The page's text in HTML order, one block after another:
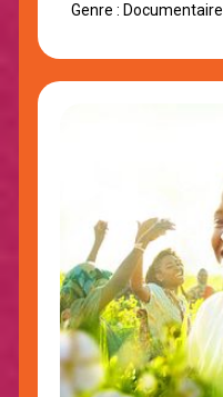
Genre : Documentaire